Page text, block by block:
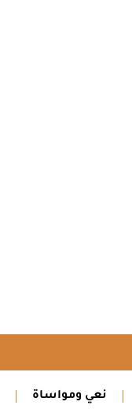
نعي ومواساة